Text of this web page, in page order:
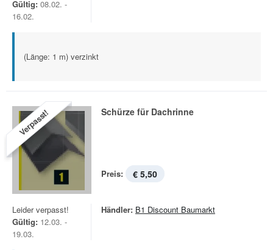
Gültig: 08.02. -
16.02.
(Länge: 1 m) verzinkt
Verpasst! Schürze für Dachrinne
Preis: € 5,50
Leider verpasst!
Gültig: 12.03. -
19.03.
Händler: B1 Discount Baumarkt